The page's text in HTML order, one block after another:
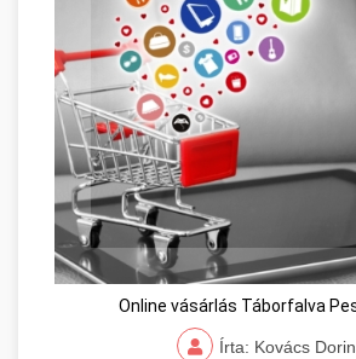
Online vásárlás Táborfalva
Írta: Kovács